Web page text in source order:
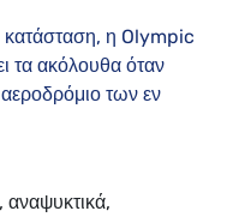
κατάσταση, η Olympic
τα ακόλουθα όταν
των εν
αναψυκτικά,